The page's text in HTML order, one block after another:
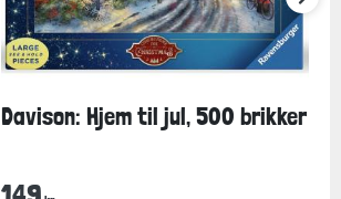
Davison: Hjem til jul, 500 brikker